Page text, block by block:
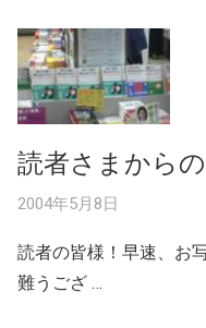
読者さまから
2004年5月8日
読者の皆様！早速、お
難うござ …